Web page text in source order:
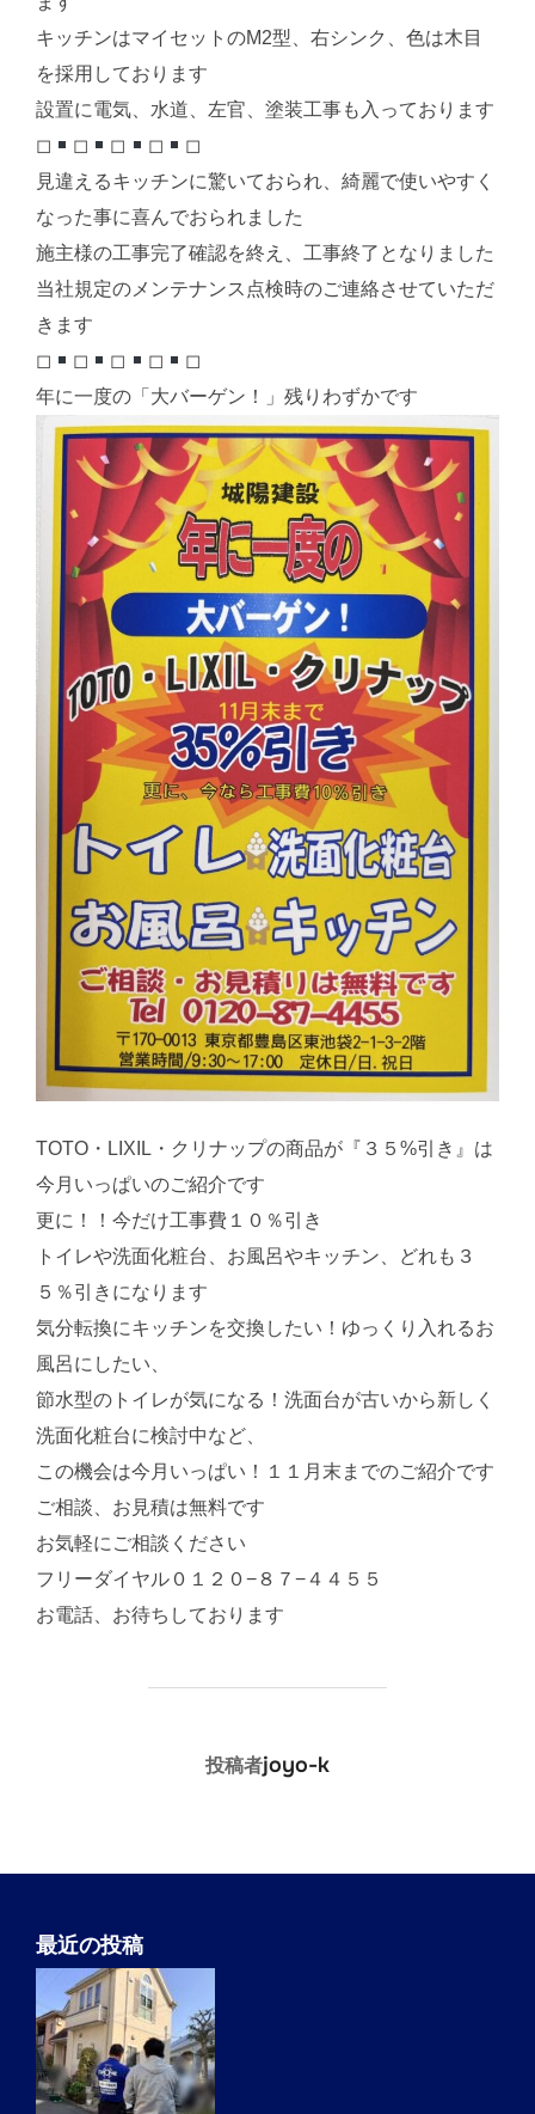
キッチンはマイセットのM2型、右シンク、色は木目
を採用しております
設置に電気、水道、左官、塗装工事も入っております
◻︎
◻︎ ◻︎ ◻︎
◻︎
見違えるキッチンに驚いておられ、綺麗で使いやすく
なった事に喜んでおられました
施主様の工事完了確認を終え、工事終了となりました
当社規定のメンテナンス点検時のご連絡させていただ
きます
◻︎
◻︎ ◻︎ ◻︎
◻︎
年に一度の「大バーゲン！」残りわずかです
TOTO・LIXIL・クリナップの商品が『３５%引き』は
今月いっぱいのご紹介です
更に！！今だけ工事費１０％引き
トイレや洗面化粧台、お風呂やキッチン、どれも３
５％引きになります
気分転換にキッチンを交換したい！ゆっくり入れるお
風呂にしたい、
節水型のトイレが気になる！洗面台が古いから新しく
洗面化粧台に検討中など、
この機会は今月いっぱい！１１月末までのご紹介です
ご相談、お見積は無料です
お気軽にご相談ください
フリーダイヤル０１２０−８７−４４５５
お電話、お待ちしております
投稿者
投稿者joyo-k
最近の投稿